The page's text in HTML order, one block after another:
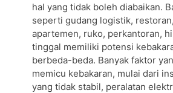
hal yang tidak boleh diabaikan.
seperti gudang logistik,
apartemen, ruko, perkantoran,
tinggal memiliki potensi
berbeda-beda. Banyak faktor
memicu kebakaran, mulai dari
yang tidak stabil, peralatan